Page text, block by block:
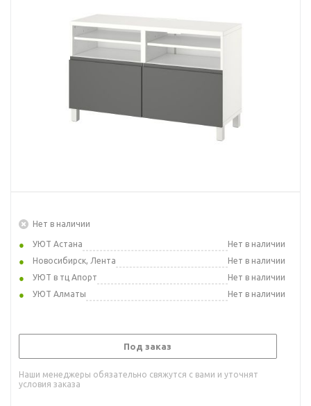
Нет в наличии
УЮТ Астана
Нет в наличии
Новосибирск, Лента
Нет в наличии
УЮТ в тц Апорт
Нет в наличии
УЮТ Алматы
Нет в наличии
Под заказ
Наши менеджеры обязательно свяжутся с вами и уточнят
условия заказа